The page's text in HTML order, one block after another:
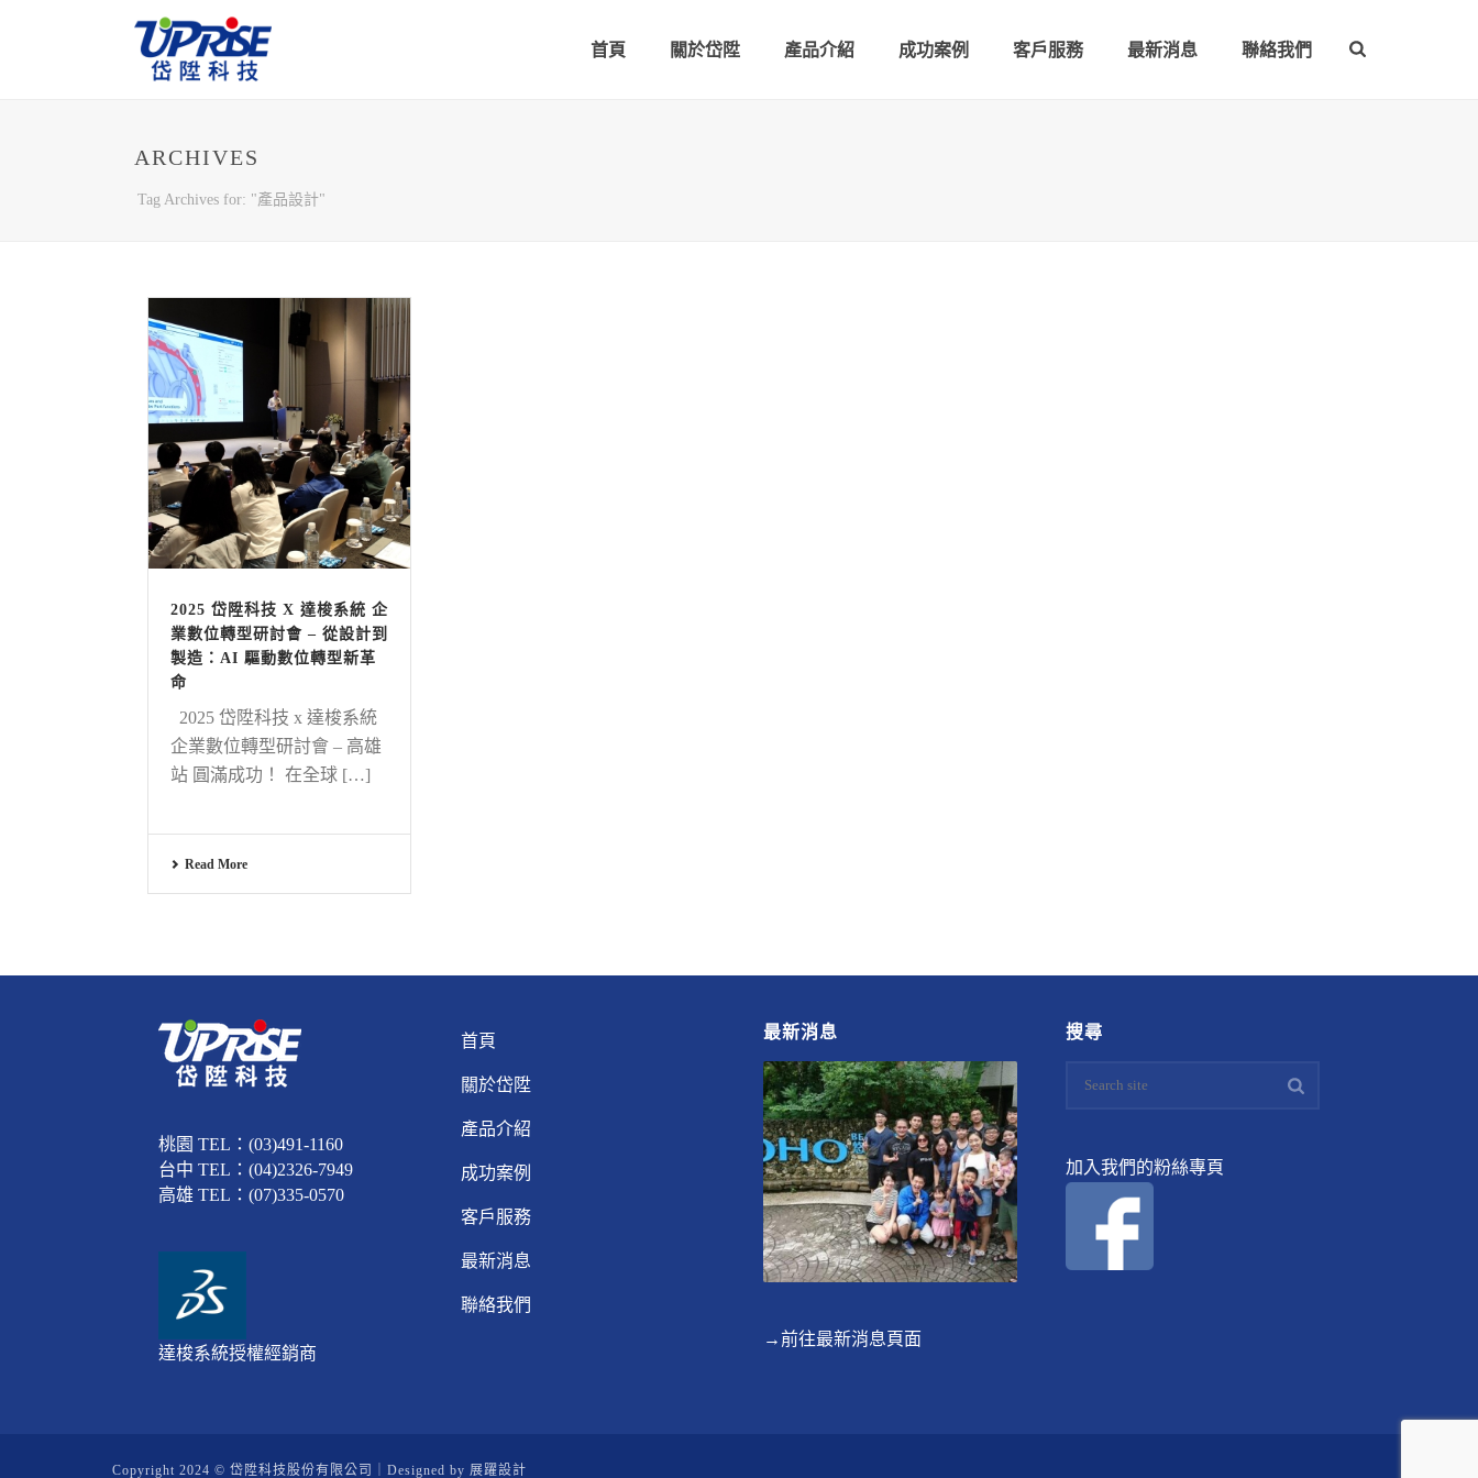
首頁 關於岱陞 產品介紹 成功案例 客戶服務 最新消息 聯絡我們
ARCHIVES
Tag Archives for: "產品設計"
2025 岱陞科技 X 達梭系統 企
業數位轉型研討會 – 從設計到
製造：AI 驅動數位轉型新革
命
2025 岱陞科技 x 達梭系統
企業數位轉型研討會 – 高雄
站 圓滿成功！ 在全球 […]
Read More
桃園 TEL：(03)491-1160
台中 TEL：(04)2326-7949
高雄 TEL：(07)335-0570
達梭系統授權經銷商
首頁
關於岱陞
產品介紹
成功案例
客戶服務
最新消息
聯絡我們
最新消息
→前往最新消息頁面
搜尋
加入我們的粉絲專頁
Copyright 2024 © 岱陞科技股份有限公司｜Designed by 展躍設計